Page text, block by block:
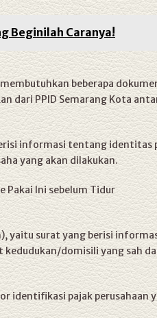
Beginilah Caranya!
membutuhkan beberapa
dari PPID Semarang Kota
informasi tentang identitas
yang akan dilakukan.
Pakai Ini sebelum Tidur
yaitu surat yang berisi
domisili yang sah
identifikasi pajak perusahaan